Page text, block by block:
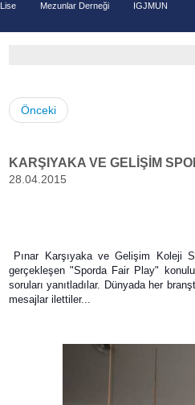
Lise Mezunlar Derneği IGJMUN
Önceki
KARŞIYAKA VE GELİŞİM
28.04.2015
Pınar Karşıyaka ve Gelişim Koleji
gerçekleşen "Sporda Fair Play"
soruları yanıtladılar. Dünyada her
mesajlar ilettiler...